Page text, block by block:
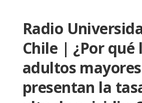
Radio
Chile | ¿Por qué
adultos mayores
presentan la